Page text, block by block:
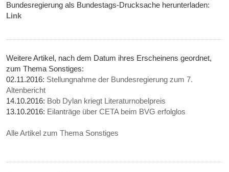
Bundesregierung als Bundestags-Drucksache herunterladen:
Link
Weitere Artikel, nach dem Datum ihres Erscheinens geordnet,
zum Thema Sonstiges:
02.11.2016: Stellungnahme der Bundesregierung zum 7.
Altenbericht
14.10.2016: Bob Dylan kriegt Literaturnobelpreis
13.10.2016: Eilanträge über CETA beim BVG erfolglos
Alle Artikel zum Thema Sonstiges